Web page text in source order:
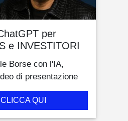
per
e INVESTITORI
Borse con l'IA,
di presentazione
CLICCA QUI